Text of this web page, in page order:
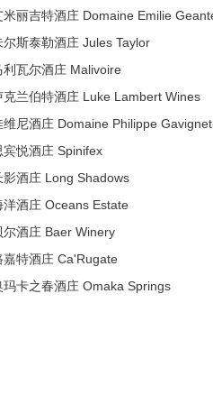
米丽吉特酒庄 Domaine Emilie
斯泰勒酒庄 Jules Taylor
利瓦尔酒庄 Malivoire
克兰伯特酒庄 Luke Lambert Wines
维尼酒庄 Domaine Philippe Gavignet
悦酒庄 Spinifex
影酒庄 Long Shadows
洋酒庄 Oceans Estate
尔酒庄 Baer Winery
嘉特酒庄 Ca'Rugate
玛卡之春酒庄 Omaka Springs